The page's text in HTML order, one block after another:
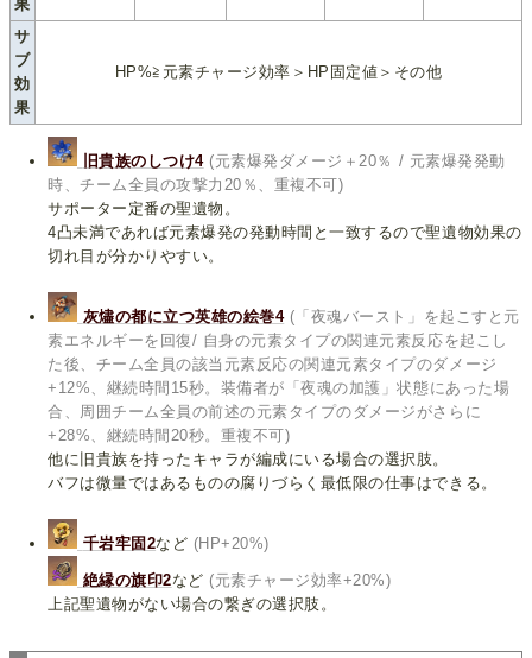
果
サ
ブ
効
果
HP%≧元素チャージ効率＞HP固定値＞その他
旧貴族のしつけ4 (元素爆発ダメージ＋20％ / 元素爆発発動
時、チーム全員の攻撃力20％、重複不可)
サポーター定番の聖遺物。
4凸未満であれば元素爆発の発動時間と一致するので聖遺物効果の
切れ目が分かりやすい。
灰燼の都に立つ英雄の絵巻4 (「夜魂バースト」を起こすと元
素エネルギーを回復/ 自身の元素タイプの関連元素反応を起こし
た後、チーム全員の該当元素反応の関連元素タイプのダメージ
+12%、継続時間15秒。装備者が「夜魂の加護」状態にあった場
合、周囲チーム全員の前述の元素タイプのダメージがさらに
+28%、継続時間20秒。重複不可)
他に旧貴族を持ったキャラが編成にいる場合の選択肢。
バフは微量ではあるものの腐りづらく最低限の仕事はできる。
千岩牢固2など (HP+20%)
絶縁の旗印2など (元素チャージ効率+20%)
上記聖遺物がない場合の繋ぎの選択肢。